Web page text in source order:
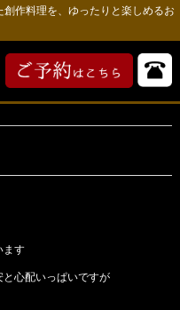
作料理を、ゆったりと楽しめるお
ます
心配いっぱいですが